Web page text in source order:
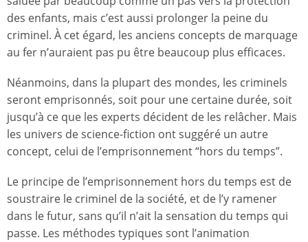
des enfants, mais c’est aussi prolonger la peine du
criminel. À cet égard, les anciens concepts de marquage
au fer n’auraient pas pu être beaucoup plus efficaces.
Néanmoins, dans la plupart des mondes, les criminels
seront emprisonnés, soit pour une certaine durée, soit
jusqu’à ce que les experts décident de les relâcher. Mais
les univers de science-fiction ont suggéré un autre
concept, celui de l’emprisonnement “hors du temps”.
Le principe de l’emprisonnement hors du temps est de
soustraire le criminel de la société, et de l’y ramener
dans le futur, sans qu’il n’ait la sensation du temps qui
passe. Les méthodes typiques sont l’animation